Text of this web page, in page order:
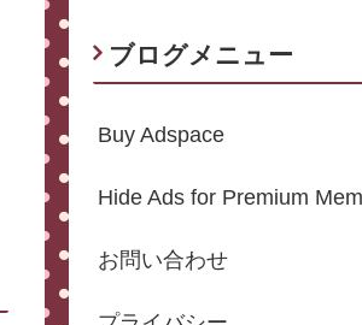
ブログメニュー
Buy Adspace
Hide Ads for Premium
お問い合わせ